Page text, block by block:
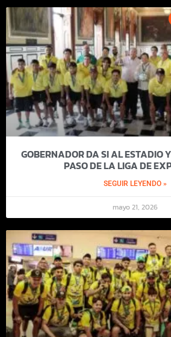
GOBERNADOR DA SI AL ESTADIO
PASO DE LA LIGA DE
SEGUIR LEYENDO »
mayo 21, 2026